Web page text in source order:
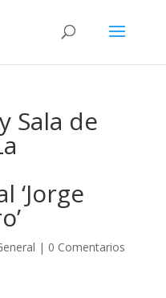
Sala de
‘Jorge
| 0 Comentarios